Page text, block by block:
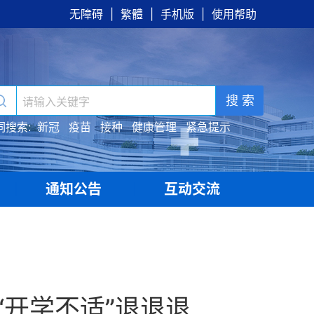
无障碍 繁體 手机版 使用帮助
搜 索
搜索: 新冠 疫苗 接种 健康管理 紧急提示
通知公告 互动交流